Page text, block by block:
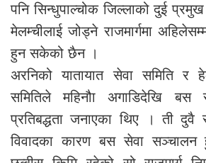
पनि सिन्धुपाल्चोक जिल्लाको दुई प्रमुख
मेलम्चीलाई जोड्ने राजमार्गमा
हुन सकेको छैन ।
अरनिको यातायात सेवा समिति र
समितिले महिनौा अगाडिदेखि बस
प्रतिबद्धता जनाएका थिए । ती दुवै
विवादका कारण बस सेवा